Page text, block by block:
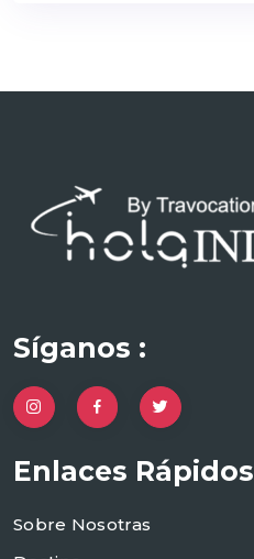
Síganos :
Enlaces Rápidos
Sobre Nosotras